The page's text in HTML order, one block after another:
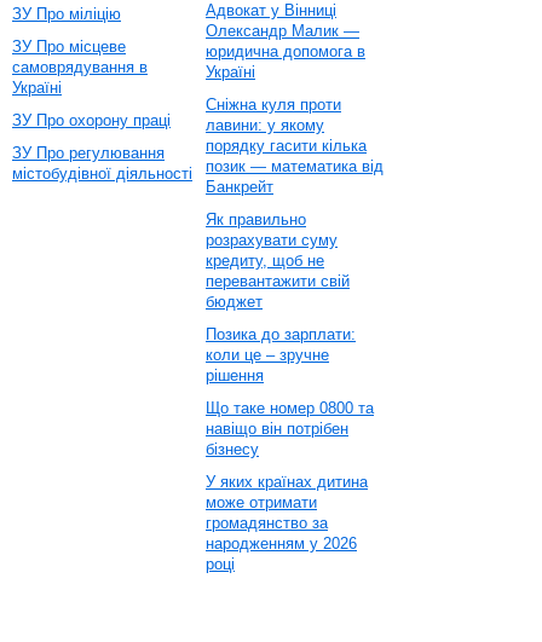
ЗУ Про міліцію
ЗУ Про місцеве
самоврядування в
Україні
ЗУ Про охорону праці
ЗУ Про регулювання
містобудівної діяльності
Адвокат у Вінниці
Олександр Малик —
юридична допомога в
Україні
Сніжна куля проти
лавини: у якому
порядку гасити кілька
позик — математика від
Банкрейт
Як правильно
розрахувати суму
кредиту, щоб не
перевантажити свій
бюджет
Позика до зарплати:
коли це – зручне
рішення
Що таке номер 0800 та
навіщо він потрібен
бізнесу
У яких країнах дитина
може отримати
громадянство за
народженням у 2026
році